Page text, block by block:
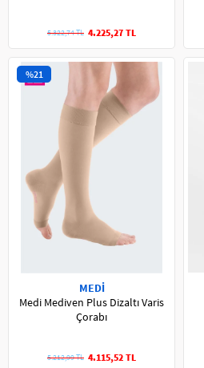
4.225,27 TL
5.322,74 TL
MEDİ
Medi Mediven Plus Dizaltı Varis
Çorabı
4.115,52 TL
5.212,99 TL
%21